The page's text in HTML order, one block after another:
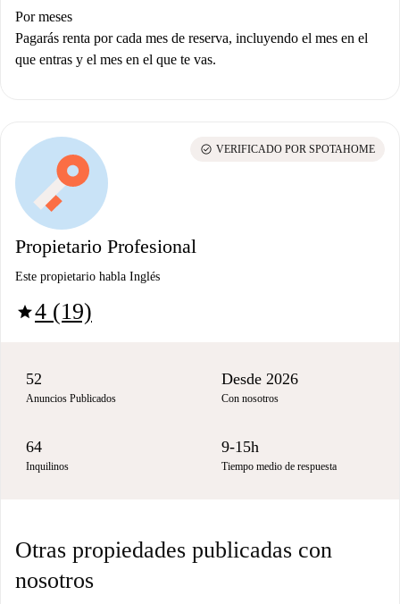
Por meses
Pagarás renta por cada mes de reserva, incluyendo el mes en el
que entras y el mes en el que te vas.
Propietario Profesional
Este propietario habla Inglés
star4 (19)
check_circle VERIFICADO POR SPOTAHOME
52
Anuncios Publicados
Desde 2026
Con nosotros
64
Inquilinos
9-15h
Tiempo medio de respuesta
Otras propiedades publicadas con
nosotros